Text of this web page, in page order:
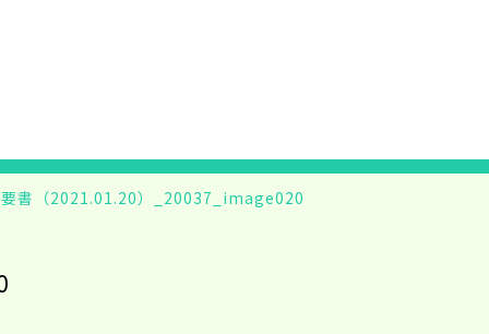
書（2021.01.20）_20037_image020